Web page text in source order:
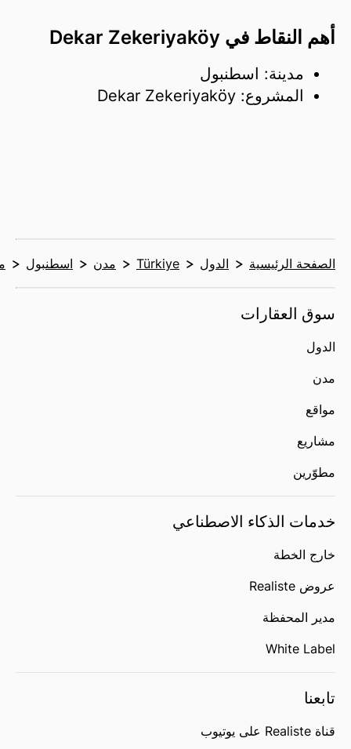
أهم النقاط في Dekar Zekeriyaköy
مدينة: اسطنبول
المشروع: Dekar Zekeriyaköy
الصفحة الرئيسية الدول Türkiye مدن اسطنبول
سوق العقارات
الدول
مدن
مواقع
مشاريع
مطوّرين
خدمات الذكاء الاصطناعي
خارج الخطة
عروض Realiste
مدير المحفظة
White Label
تابعنا
قناة Realiste على يوتيوب